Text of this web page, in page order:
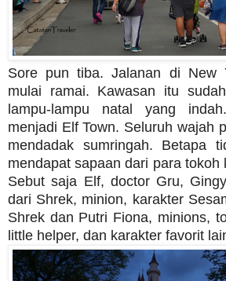
Sore pun tiba. Jalanan di New
mulai ramai. Kawasan itu
lampu-lampu natal yang
menjadi Elf Town. Seluruh wajah
mendadak sumringah. Betapa
mendapat sapaan dari para tokoh
Sebut saja Elf, doctor Gru,
dari Shrek, minion, karakter
Shrek dan Putri Fiona, minions,
little helper, dan karakter favorit